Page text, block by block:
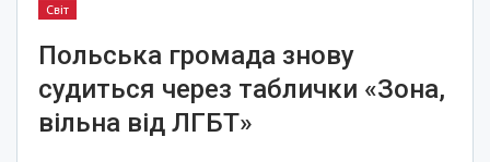
Світ
Польська громада знову
судиться через таблички «Зона,
вільна від ЛГБТ»